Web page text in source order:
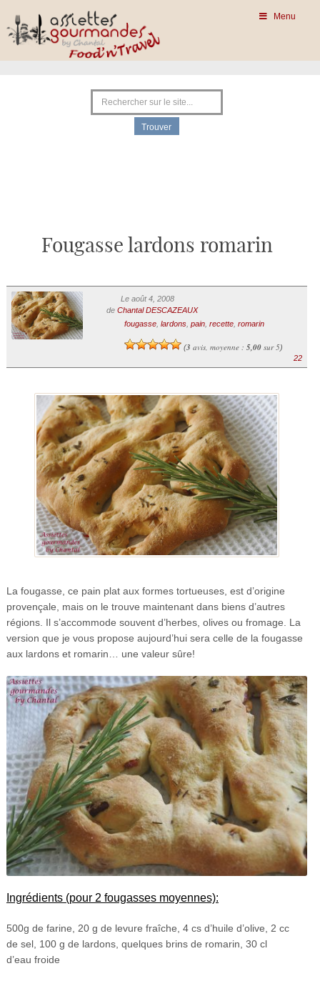
Menu
Fougasse lardons romarin
Le août 4, 2008
de Chantal DESCAZEAUX
fougasse, lardons, pain, recette, romarin
(3 avis, moyenne : 5,00sur 5)
22
La fougasse, ce pain plat aux formes tortueuses, est d’origine
provençale, mais on le trouve maintenant dans biens d’autres
régions. Il s’accommode souvent d’herbes, olives ou fromage. La
version que je vous propose aujourd’hui sera celle de la fougasse
aux lardons et romarin… une valeur sûre!
Ingrédients (pour 2 fougasses moyennes):
500g de farine, 20 g de levure fraîche, 4 cs d’huile d’olive, 2 cc
de sel, 100 g de lardons, quelques brins de romarin, 30 cl
d’eau froide